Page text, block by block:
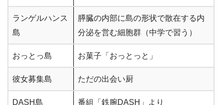
ランゲルハンス
島
膵臓の内部に島の形状で散在する内
分泌を営む細胞群（中学で習う）
おっとっ島 お菓子「おっとっと」
彼女募集島 ただの出会い厨
DASH島 番組「鉄腕DASH」より